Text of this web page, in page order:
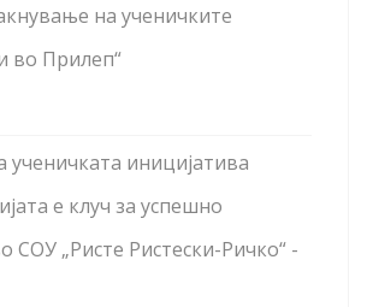
на ученичките
во Прилеп“
ученичката иницијатива
е клуч за успешно
СОУ „Ристе Ристески-Ричко“ -